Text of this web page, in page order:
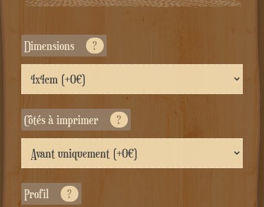
Dimensions ?
Côtés à imprimer ?
Profil ?